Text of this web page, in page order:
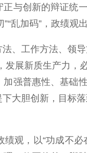
与创新的辩证统
乱加码”，政绩观
工作方法、领导
展新质生产力
强普惠性、基础
大胆创新，目标
，以“功成不必